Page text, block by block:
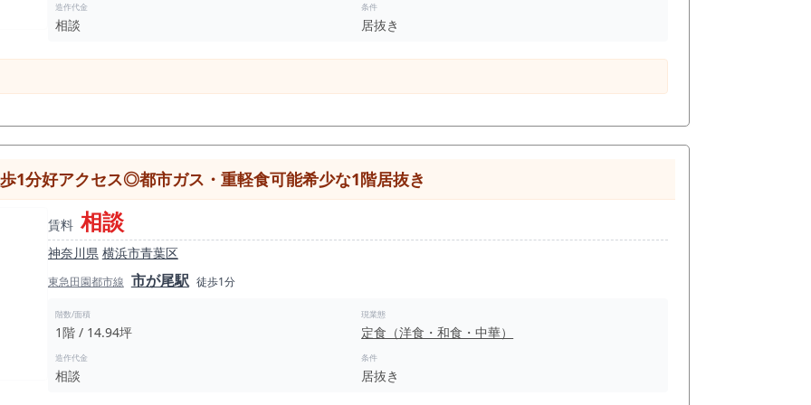
造作代金
相談
条件
居抜き
1分好アクセス◎都市ガス・重軽食可能希少な1階居抜き
賃料 相談
神奈川県 横浜市青葉区
東急田園都市線 市が尾駅 徒歩1分
階数/面積
1階 / 14.94坪
現業態
定食（洋食・和食・中華）
造作代金
相談
条件
居抜き